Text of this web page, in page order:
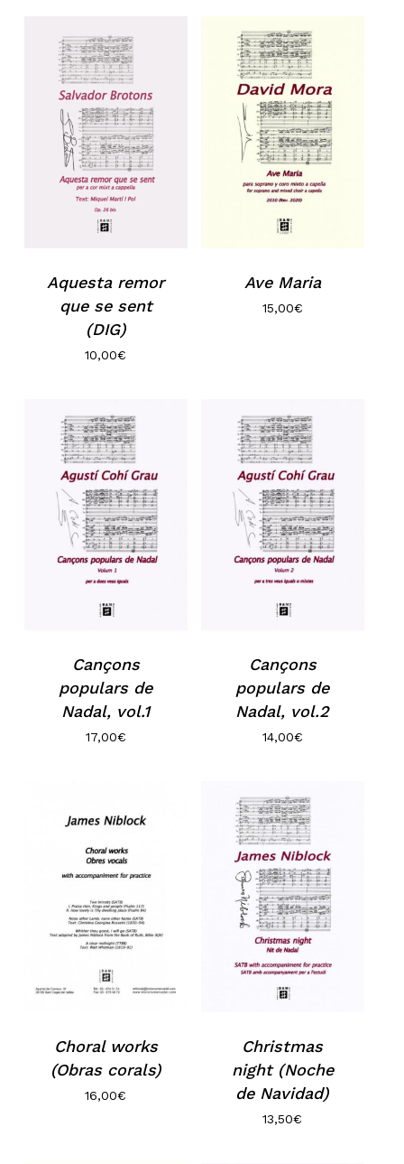
Aquesta remor
que se sent
(DIG)
10,00€
Ave Maria
15,00€
Cançons
populars de
Nadal, vol.1
17,00€
Cançons
populars de
Nadal, vol.2
14,00€
Choral works
(Obras corals)
16,00€
Christmas
night (Noche
de Navidad)
13,50€